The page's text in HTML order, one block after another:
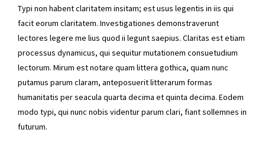
Typi non habent claritatem insitam; est usus legentis in iis qui
facit eorum claritatem. Investigationes demonstraverunt
lectores legere me lius quod ii legunt saepius. Claritas est etiam
processus dynamicus, qui sequitur mutationem consuetudium
lectorum. Mirum est notare quam littera gothica, quam nunc
putamus parum claram, anteposuerit litterarum formas
humanitatis per seacula quarta decima et quinta decima. Eodem
modo typi, qui nunc nobis videntur parum clari, fiant sollemnes in
futurum.